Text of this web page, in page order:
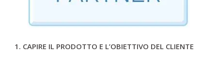
1. CAPIRE IL PRODOTTO E L’OBIETTIVO DEL CLIENTE